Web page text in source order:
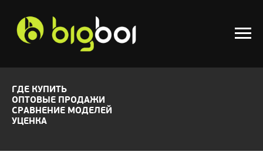
ГДЕ КУПИТЬ
ОПТОВЫЕ ПРОДАЖИ
СРАВНЕНИЕ МОДЕЛЕЙ
УЦЕНКА